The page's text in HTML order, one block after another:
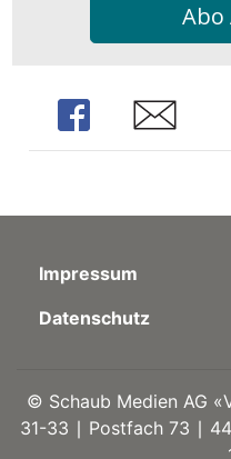
Abo
Share Share
Impressum
Datenschutz
© Schaub Medien AG
31-33 ∣ Postfach 73 ∣